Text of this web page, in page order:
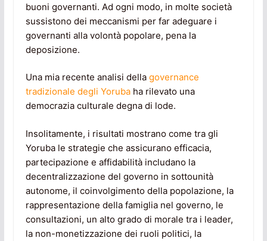
buoni governanti. Ad ogni modo, in molte società
sussistono dei meccanismi per far adeguare i
governanti alla volontà popolare, pena la
deposizione.
Una mia recente analisi della governance
tradizionale degli Yorubaha rilevato una
democrazia culturale degna di lode.
Insolitamente, i risultati mostrano come tra gli
Yoruba le strategie che assicurano efficacia,
partecipazione e affidabilità includano la
decentralizzazione del governo in sottounità
autonome, il coinvolgimento della popolazione, la
rappresentazione della famiglia nel governo, le
consultazioni, un alto grado di morale tra i leader,
la non-monetizzazione dei ruoli politici, la